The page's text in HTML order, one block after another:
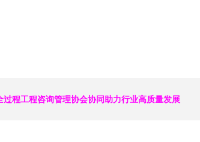
程工程咨询管理协会协同助力行业高质量发展